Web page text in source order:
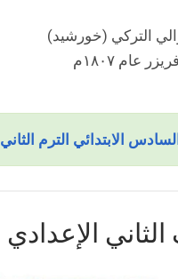
التركي (خورشيد)
١٨٠٧م
الابتدائي الترم الثاني
الإعدادي